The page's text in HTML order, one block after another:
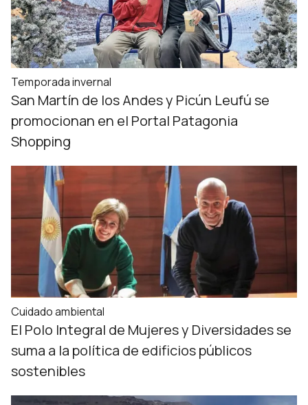
Temporada invernal
San Martín de los Andes y Picún Leufú se
promocionan en el Portal Patagonia
Shopping
Cuidado ambiental
El Polo Integral de Mujeres y Diversidades se
suma a la política de edificios públicos
sostenibles